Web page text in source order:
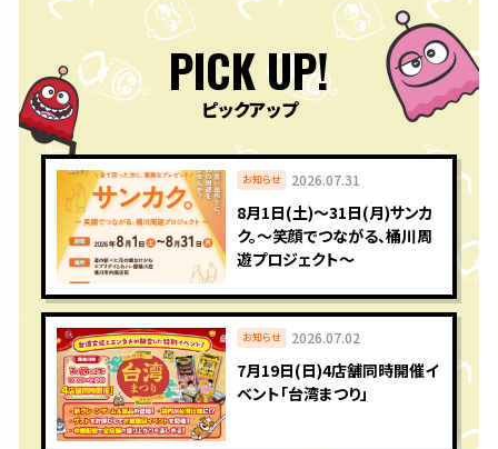
PICK UP!
ピックアップ
お知らせ
8月1日(土)〜31日(月)サンカ
ク。〜笑顔でつながる、桶川周
遊プロジェクト〜
2026.07.31
お知らせ
7月19日(日)4店舗同時開催イ
ベント「台湾まつり」
2026.07.02